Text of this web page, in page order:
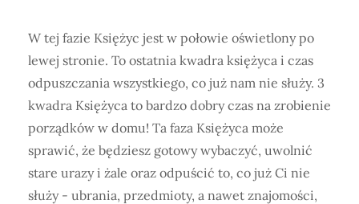
W tej fazie Księżyc jest w połowie oświetlony po
lewej stronie. To ostatnia kwadra księżyca i czas
odpuszczania wszystkiego, co już nam nie służy. 3
kwadra Księżyca to bardzo dobry czas na zrobienie
porządków w domu! Ta faza Księżyca może
sprawić, że będziesz gotowy wybaczyć, uwolnić
stare urazy i żale oraz odpuścić to, co już Ci nie
służy - ubrania, przedmioty, a nawet znajomości,